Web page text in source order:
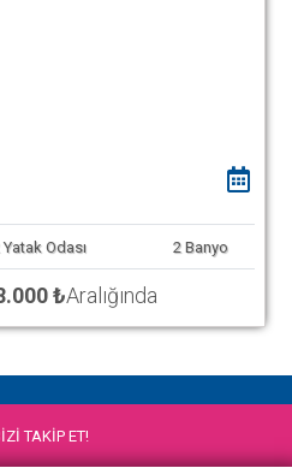
Yatak Odası 2 Banyo
₺Aralığında
TAKİP ET!